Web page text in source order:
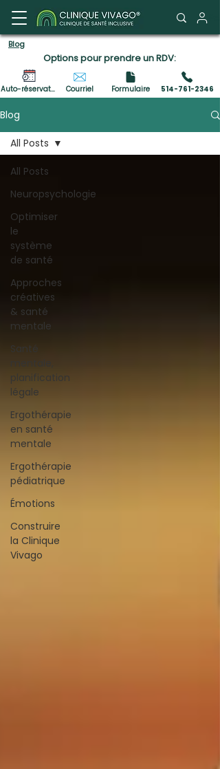
Blog
Options pour prendre un RDV:
Auto-réservation Courriel Formulaire 514-761-2346
Blog
All Posts
Neuropsychologie
Optimiser
le
système
de santé
Approches
créatives
& santé
mentale
Santé
planification
légale
Ergothérapie
en santé
mentale
Ergothérapie
pédiatrique
Émotions
Construire
la Clinique
Vivago
All Posts